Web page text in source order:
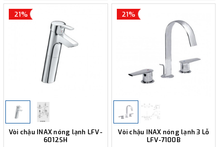
21%
Vòi chậu INAX nóng lạnh LFV-
6012SH
21%
Vòi chậu INAX nóng lạnh 3 Lỗ
LFV-7100B